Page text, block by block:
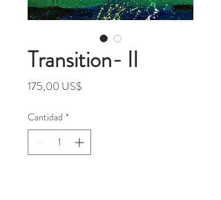
Transition- II
175,00 US$
Cantidad *